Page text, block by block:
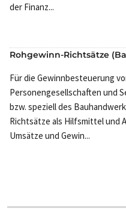
der Finanz...
Rohgewinn-Richtsätze
Für die Gewinnbesteuerung
Personengesellschaften und
bzw. speziell des
Richtsätze als Hilfsmittel und
Umsätze und Gewin...